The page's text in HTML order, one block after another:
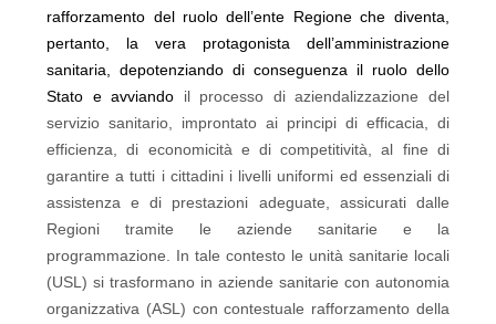
rafforzamento del ruolo dell’ente Regione che diventa,
pertanto, la vera protagonista dell’amministrazione
sanitaria, depotenziando di conseguenza il ruolo dello
Stato e avviando il processo di aziendalizzazione del
servizio sanitario, improntato ai principi di efficacia, di
efficienza, di economicità e di competitività, al fine di
garantire a tutti i cittadini i livelli uniformi ed essenziali di
assistenza e di prestazioni adeguate, assicurati dalle
Regioni tramite le aziende sanitarie e la
programmazione. In tale contesto le unità sanitarie locali
(USL) si trasformano in aziende sanitarie con autonomia
organizzativa (ASL) con contestuale rafforzamento della